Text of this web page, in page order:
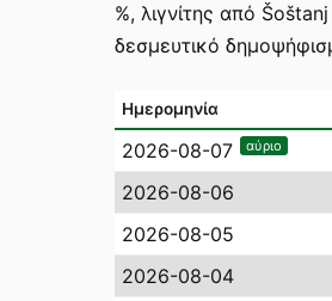
%, λιγνίτης από
δεσμευτικό
Ημερομηνία
2026-08-07 αύριο
2026-08-06
2026-08-05
2026-08-04